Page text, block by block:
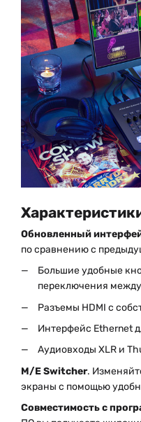
Обновленный
по сравнению с
Большие удобные
переключения
Разъемы HDMI с
Интерфейс Ethernet
Аудиовходы XLR и
M/E Switcher.
экраны с помощью
Совместимость с